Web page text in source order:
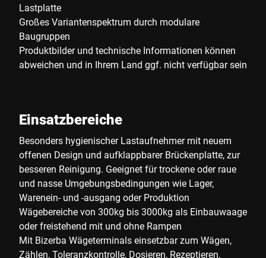
Lastplatte
Großes Variantenspektrum durch modulare
Baugruppen
Produktbilder und technische Informationen können
abweichen und in Ihrem Land ggf. nicht verfügbar sein
Einsatzbereiche
Besonders hygienischer Lastaufnehmer mit neuem
offenen Design und aufklappbarer Brückenplatte, zur
besseren Reinigung. Geeignet für trockene oder raue
und nasse Umgebungsbedingungen wie Lager,
Warenein- und -ausgang oder Produktion
Wägebereiche von 300kg bis 3000kg als Einbauwaage
oder freistehend mit und ohne Rampen
Mit Bizerba Wägeterminals einsetzbar zum Wägen,
Zählen, Toleranzkontrolle, Dosieren, Rezeptieren,